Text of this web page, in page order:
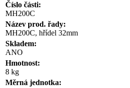
Číslo části:
MH200C
Název prod. řady:
MH200C, hřídel 32mm
Skladem:
ANO
Hmotnost:
8 kg
Měrná jednotka: